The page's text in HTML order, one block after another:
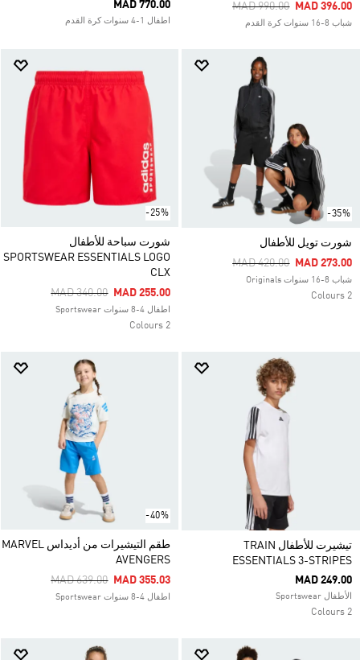
Price Reduced From
MAD 990.00ToMAD 396.00
شباب 8-16 سنوات كرة القدم
MAD 770.00
اطفال 1-4 سنوات كرة القدم
-35%
شورت تويل للأطفال
Price Reduced From
MAD 420.00ToMAD 273.00
شباب 8-16 سنوات Originals
2 Colours
-25%
شورت سباحة للأطفال
SPORTSWEAR ESSENTIALS LOGO
CLX
Price Reduced From
MAD 340.00ToMAD 255.00
اطفال 4-8 سنوات Sportswear
2 Colours
تيشيرت للأطفال TRAIN
ESSENTIALS 3-STRIPES
MAD 249.00
الأطفال Sportswear
2 Colours
-40%
طقم التيشيرات من أديداس MARVEL
AVENGERS
Price Reduced From
MAD 639.00ToMAD 355.03
اطفال 4-8 سنوات Sportswear